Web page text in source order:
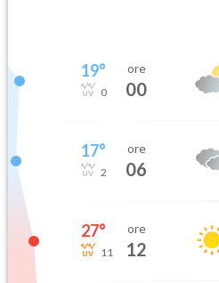
19°
0
ore
00
17°
2
ore
06
27°
11
ore
12